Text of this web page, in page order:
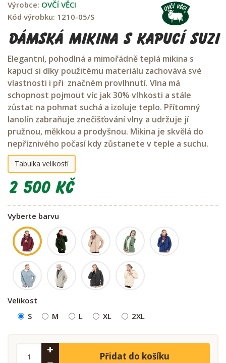
Výrobce: OVČÍ VĚCI
Kód výrobku: 1210-05/S
Dámská mikina s kapucí SUZI
Elegantní, pohodlná a mimořádně teplá mikina s
kapucí si díky použitému materiálu zachovává své
vlastnosti i při značném provlhnutí. Vlna má
schopnost pojmout víc jak 30% vlhkosti a stále
zůstat na pohmat suchá a izoluje teplo. Přítomný
lanolín zabraňuje znečišťování vlny a udržuje jí
pružnou, měkkou a prodyšnou. Mikina je skvělá do
nepříznivého počasí kdy zůstanete v teple a suchu.
Tabulka velikostí
2 500 Kč
Vyberte barvu
Velikost
S
M L XL 2XL
Přidat do košíku